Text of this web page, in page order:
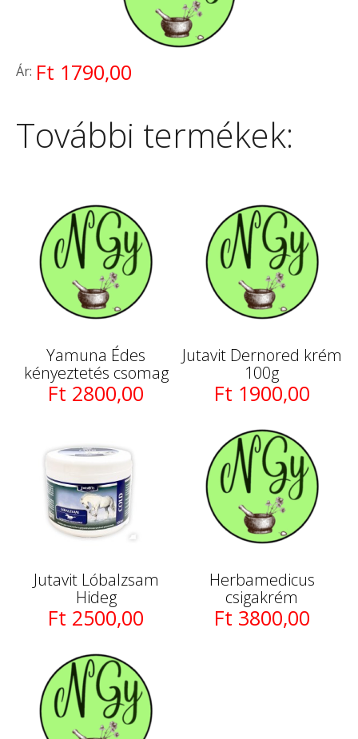
Ár: Ft 1790,00
További termékek:
Yamuna Édes
kényeztetés csomag
Ft 2800,00
Jutavit Dernored krém
100g
Ft 1900,00
Jutavit Lóbalzsam
Hideg
Ft 2500,00
Herbamedicus
csigakrém
Ft 3800,00